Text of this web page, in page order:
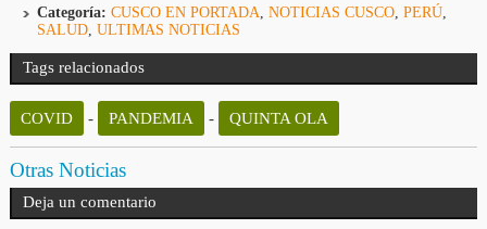
Categoría: CUSCO EN PORTADA, NOTICIAS CUSCO, PERÚ,
SALUD, ULTIMAS NOTICIAS
Tags relacionados
COVID - PANDEMIA - QUINTA OLA
Otras Noticias
Deja un comentario